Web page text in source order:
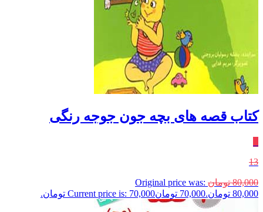
کتاب قصه های بچه جون جوجه رنگی
13
80,000 تومان Original price was:
80,000 تومان.
70,000 تومانCurrent price is: 70,000 تومان.